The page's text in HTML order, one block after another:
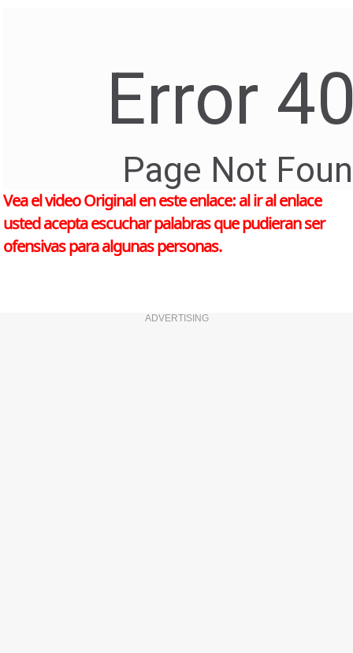
Vea el video Original en este enlace: al ir al enlace
usted acepta escuchar palabras que pudieran ser
ofensivas para algunas personas.
ADVERTISING